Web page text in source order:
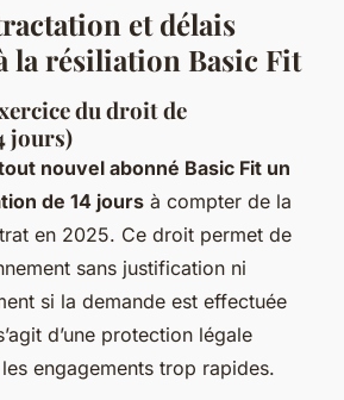
et délais
la résiliation Basic Fit
du droit de
jours)
nouvel abonné Basic Fit un
de 14 jours à compter de la
en 2025. Ce droit permet de
sans justification ni
si la demande est effectuée
d’une protection légale
engagements trop rapides.